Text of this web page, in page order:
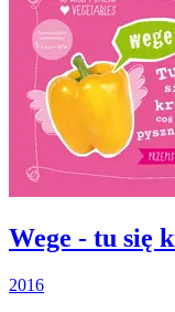
Wege - tu się
2016